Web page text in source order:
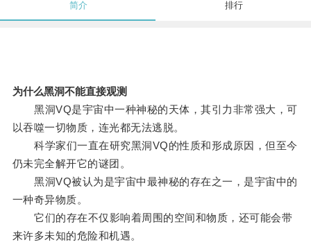
简介 排行
为什么黑洞不能直接观测
黑洞VQ是宇宙中一种神秘的天体，其引力非常强大，可
以吞噬一切物质，连光都无法逃脱。
科学家们一直在研究黑洞VQ的性质和形成原因，但至今
仍未完全解开它的谜团。
黑洞VQ被认为是宇宙中最神秘的存在之一，是宇宙中的
一种奇异物质。
它们的存在不仅影响着周围的空间和物质，还可能会带
来许多未知的危险和机遇。